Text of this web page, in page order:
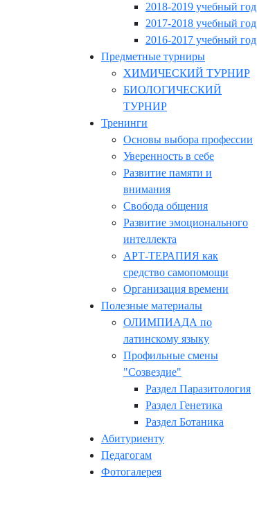
2018-2019 учебный год
2017-2018 учебный год
2016-2017 учебный год
Предметные турниры
ХИМИЧЕСКИЙ ТУРНИР
БИОЛОГИЧЕСКИЙ
ТУРНИР
Тренинги
Основы выбора профессии
Уверенность в себе
Развитие памяти и
внимания
Свобода общения
Развитие эмоционального
интеллекта
АРТ-ТЕРАПИЯ как
средство самопомощи
Организация времени
Полезные материалы
ОЛИМПИАДА по
латинскому языку
Профильные смены
"Созвездие"
Раздел Паразитология
Раздел Генетика
Раздел Ботаника
Абитуриенту
Педагогам
Фотогалерея